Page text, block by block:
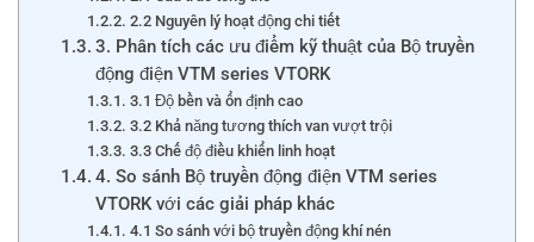
2.2 Nguyên lý hoạt động chi tiết
3. Phân tích các ưu điểm kỹ thuật của Bộ truyền
động điện VTM series VTORK
3.1 Độ bền và ổn định cao
3.2 Khả năng tương thích van vượt trội
3.3 Chế độ điều khiển linh hoạt
4. So sánh Bộ truyền động điện VTM series
VTORK với các giải pháp khác
4.1 So sánh với bộ truyền động khí nén